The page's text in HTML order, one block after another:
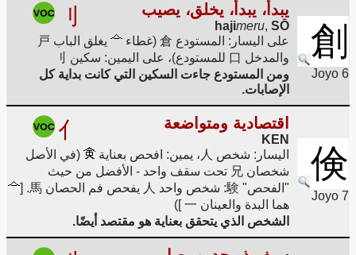
創
Joyo 6
يبدأ، يبدأ، يخلق، يصيب
hajimeru, SŌ
刂
على اليسار: المستودع 倉 (غطاء
يغلق الباب 戸
والمدخل 口 للمستودع)، على اليمين: سكين 刂
ومن المستودع جاءت السكين التي كانت بداية كل
الإصابات.
倹
Joyo 7
اقتصادية ومتواضعة
KEN
亻
اليسار: شخص 人، يمين: افحص بعناية
(في الأصل
شخصان 兄 تحت سقف واحد - الأفضل من حيث
"الفحص" 験: شخص واحد 人 يفحص فم الحصان 馬. [
هما البدة والعينان 一 ])
الشخص الذي يتحقق بعناية هو مقتصد أيضًا.